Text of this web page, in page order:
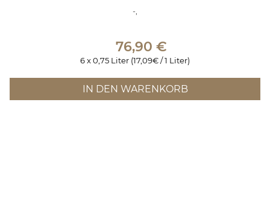
-,
76,90 €
6 x 0,75 Liter (17,09€ / 1 Liter)
IN DEN WARENKORB